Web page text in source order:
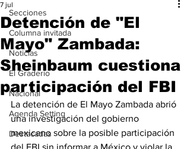
Secciones
Columna invitada
Noticias
El Graderío
Nacional
Agenda Setting
Destacadas
Detención de "El
Mayo" Zambada:
Sheinbaum cuestiona
participación del FBI
7 jul
La detención de El Mayo Zambada abrió
una investigación del gobierno
mexicano sobre la posible participación
del FBI sin informar a México y violar la